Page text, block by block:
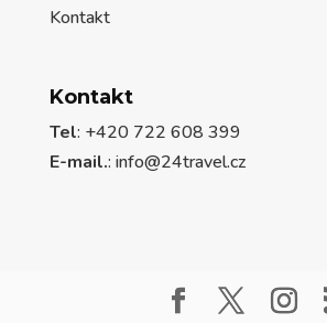
Kontakt
Kontakt
Tel: +420 722 608 399
E-mail.: info@24travel.cz